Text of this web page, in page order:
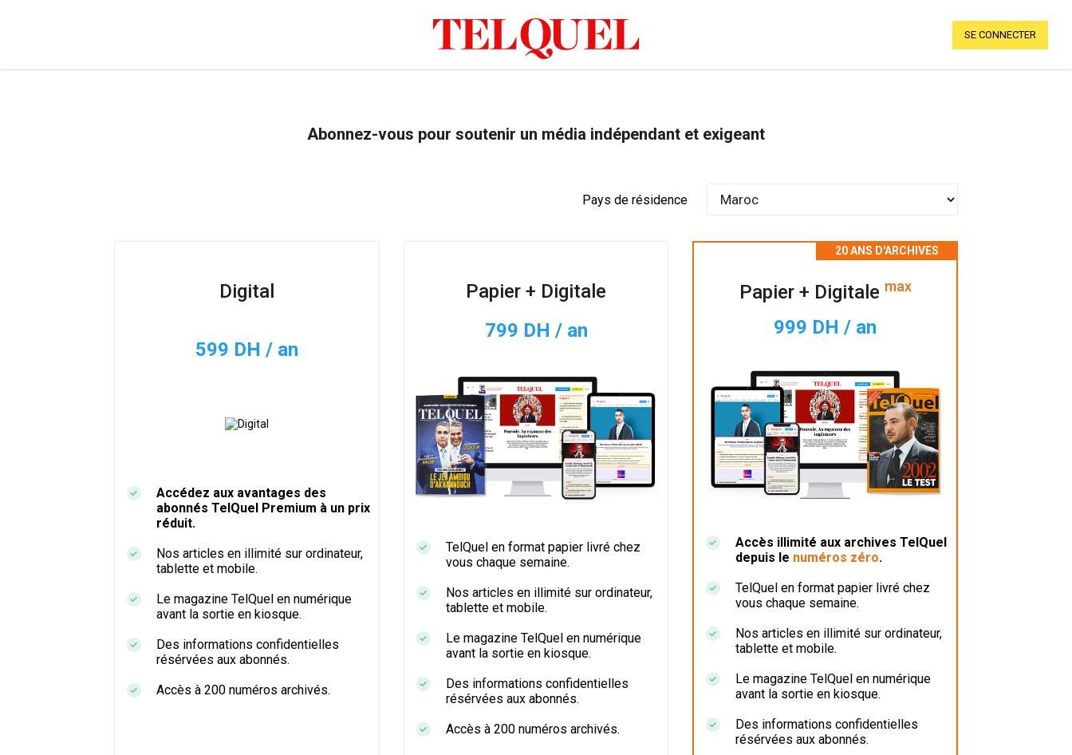
SE CONNECTER
Abonnez-vous pour soutenir un média indépendant et exigeant
Pays de résidence
Digital
599 DH / an
Accédez aux avantages des
abonnés TelQuel Premium à un prix
réduit.
Nos articles en illimité sur ordinateur,
tablette et mobile.
Le magazine TelQuel en numérique
avant la sortie en kiosque.
Des informations confidentielles
résérvées aux abonnés.
Accès à 200 numéros archivés.
Papier + Digitale
799 DH / an
TelQuel en format papier livré chez
vous chaque semaine.
Nos articles en illimité sur ordinateur,
tablette et mobile.
Le magazine TelQuel en numérique
avant la sortie en kiosque.
Des informations confidentielles
résérvées aux abonnés.
Accès à 200 numéros archivés.
Papier + Digitale max
999 DH / an
Accès illimité aux archives TelQuel
depuis le numéros zéro.
TelQuel en format papier livré chez
vous chaque semaine.
Nos articles en illimité sur ordinateur,
tablette et mobile.
Le magazine TelQuel en numérique
avant la sortie en kiosque.
Des informations confidentielles
résérvées aux abonnés.